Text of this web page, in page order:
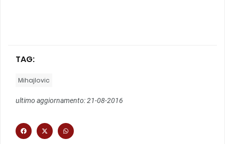
TAG:
Mihajlovic
ultimo aggiornamento: 21-08-2016